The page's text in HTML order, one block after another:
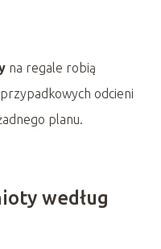
na regale robią
odcieni
planu.
według